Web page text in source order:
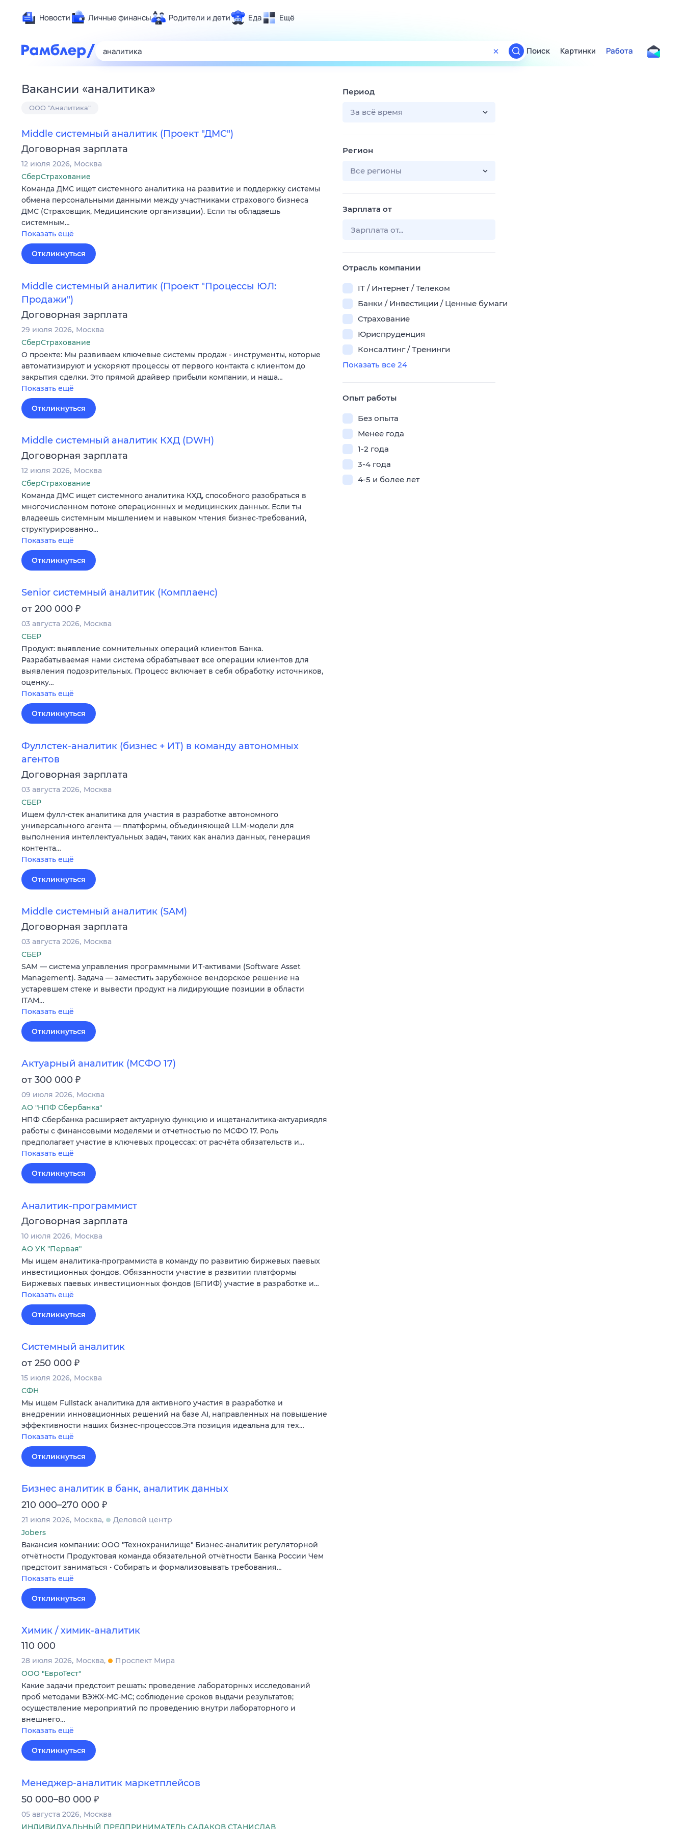
Новости Личные финансы Родители и дети Еда Ещё
Развлечения и отдых
Технологии и тренды
Гороскопы
Поиск
ТВ-программа
Поиск Картинки Работа
Вакансии «аналитика»
ООО "Аналитика"
Middle системный аналитик (Проект "ДМС")
Договорная зарплата
12 июля 2026 Москва
СберСтрахование
Команда ДМС ищет системного аналитика на развитие и поддержку системы
обмена персональными данными между участниками страхового бизнеса
ДМС (Страховщик, Медицинские организации). Если ты обладаешь
системным…
Показать ещё
Откликнуться
Middle системный аналитик (Проект "Процессы ЮЛ:
Продажи")
Договорная зарплата
29 июля 2026 Москва
СберСтрахование
О проекте: Мы развиваем ключевые системы продаж - инструменты, которые
автоматизируют и ускоряют процессы от первого контакта с клиентом до
закрытия сделки. Это прямой драйвер прибыли компании, и наша…
Показать ещё
Откликнуться
Middle системный аналитик КХД (DWH)
Договорная зарплата
12 июля 2026 Москва
СберСтрахование
Команда ДМС ищет системного аналитика КХД, способного разобраться в
многочисленном потоке операционных и медицинских данных. Если ты
владеешь системным мышлением и навыком чтения бизнес-требований,
структурированно…
Показать ещё
Откликнуться
Senior системный аналитик (Комплаенс)
от 200 000 ₽
03 августа 2026 Москва
СБЕР
Продукт: выявление сомнительных операций клиентов Банка.
Разрабатываемая нами система обрабатывает все операции клиентов для
выявления подозрительных. Процесс включает в себя обработку источников,
оценку…
Показать ещё
Откликнуться
Фуллстек-аналитик (бизнес + ИТ) в команду автономных
агентов
Договорная зарплата
03 августа 2026 Москва
СБЕР
Ищем фулл-стек аналитика для участия в разработке автономного
универсального агента — платформы, объединяющей LLM-модели для
выполнения интеллектуальных задач, таких как анализ данных, генерация
контента…
Показать ещё
Откликнуться
Middle системный аналитик (SAM)
Договорная зарплата
03 августа 2026 Москва
СБЕР
SAM — система управления программными ИТ-активами (Software Asset
Management). Задача — заместить зарубежное вендорское решение на
устаревшем стеке и вывести продукт на лидирующие позиции в области
ITAM…
Показать ещё
Откликнуться
Актуарный аналитик (МСФО 17)
от 300 000 ₽
09 июля 2026 Москва
АО "НПФ Сбербанка"
НПФ Сбербанка расширяет актуарную функцию и ищетаналитика-актуариядля
работы с финансовыми моделями и отчетностью по МСФО 17. Роль
предполагает участие в ключевых процессах: от расчёта обязательств и…
Показать ещё
Откликнуться
Аналитик-программист
Договорная зарплата
10 июля 2026 Москва
АО УК "Первая"
Мы ищем аналитика-программиста в команду по развитию биржевых паевых
инвестиционных фондов. Обязанности участие в развитии платформы
Биржевых паевых инвестиционных фондов (БПИФ) участие в разработке и…
Показать ещё
Откликнуться
Системный аналитик
от 250 000 ₽
15 июля 2026 Москва
СФН
Мы ищем Fullstack аналитика для активного участия в разработке и
внедрении инновационных решений на базе AI, направленных на повышение
эффективности наших бизнес-процессов.Эта позиция идеальна для тех…
Показать ещё
Откликнуться
Бизнес аналитик в банк, аналитик данных
210 000–270 000 ₽
21 июля 2026 Москва
Деловой центр
Jobers
Вакансия компании: ООО "Технохранилище" Бизнес-аналитик регуляторной
отчётности Продуктовая команда обязательной отчётности Банка России Чем
предстоит заниматься • Собирать и формализовывать требования…
Показать ещё
Откликнуться
Химик / химик-аналитик
110 000
28 июля 2026 Москва
Проспект Мира
ООО "ЕвроТест"
Какие задачи предстоит решать: проведение лабораторных исследований
проб методами ВЭЖХ-МС-МС; соблюдение сроков выдачи результатов;
осуществление мероприятий по проведению внутри лабораторного и
внешнего…
Показать ещё
Откликнуться
Менеджер-аналитик маркетплейсов
50 000–80 000 ₽
05 августа 2026 Москва
ИНДИВИДУАЛЬНЫЙ ПРЕДПРИНИМАТЕЛЬ САДАКОВ СТАНИСЛАВ
Период
За всё время
Регион
Все регионы
Зарплата от
Отрасль компании
IT / Интернет / Телеком
Банки / Инвестиции / Ценные бумаги
Страхование
Юриспруденция
Консалтинг / Тренинги
Показать все 24
Опыт работы
Без опыта
Менее года
1-2 года
3-4 года
4-5 и более лет